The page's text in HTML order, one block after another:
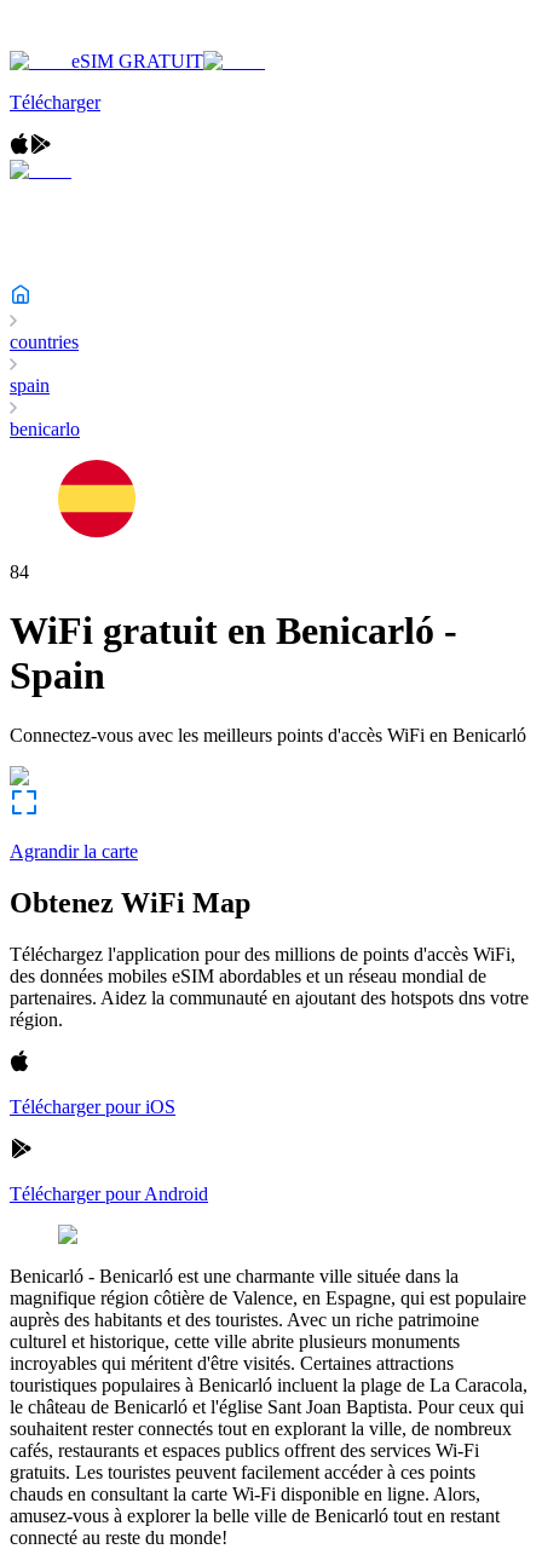
eSIM GRATUIT
Télécharger
countries
spain
benicarlo
84
WiFi gratuit en Benicarló -
Spain
Connectez-vous avec les meilleurs points d'accès WiFi en Benicarló
Agrandir la carte
Obtenez WiFi Map
Téléchargez l'application pour des millions de points d'accès WiFi,
des données mobiles eSIM abordables et un réseau mondial de
partenaires. Aidez la communauté en ajoutant des hotspots dns votre
région.
Télécharger pour iOS
Télécharger pour Android
Benicarló - Benicarló est une charmante ville située dans la
magnifique région côtière de Valence, en Espagne, qui est populaire
auprès des habitants et des touristes. Avec un riche patrimoine
culturel et historique, cette ville abrite plusieurs monuments
incroyables qui méritent d'être visités. Certaines attractions
touristiques populaires à Benicarló incluent la plage de La Caracola,
le château de Benicarló et l'église Sant Joan Baptista. Pour ceux qui
souhaitent rester connectés tout en explorant la ville, de nombreux
cafés, restaurants et espaces publics offrent des services Wi-Fi
gratuits. Les touristes peuvent facilement accéder à ces points
chauds en consultant la carte Wi-Fi disponible en ligne. Alors,
amusez-vous à explorer la belle ville de Benicarló tout en restant
connecté au reste du monde!